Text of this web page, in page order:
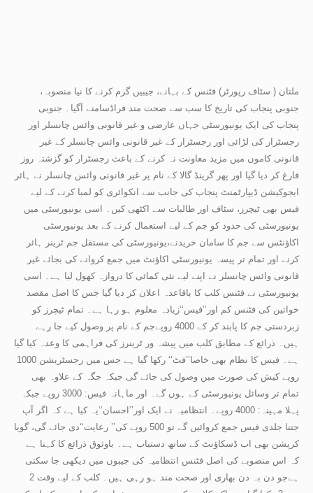
ملتان ( سٹاف رپورٹر) فٹنس کے بہانے، جیبیں گرم کرنے کا نیا منصوبہ،
جنوبی پنجاب کی تاریخ کا سب سے صحت مند فراڈسامنے آگیا۔ جنوبی
پنجاب کی ایک یونیورسٹی جہاں عارضی و غیر قانونی وائس چانسلر اور
رجسٹرار کی لڑائی اور رجسٹرار کے غیر قانونی وائس چانسلر کے غیر
قانونی کاموں میں مزید معاونت نہ کرنے کے باعث رجسٹرار کو گزشتہ روز
فارغ کر دیا گیا اور پھر گرینڈ گالا کے نام پر غیر قانونی وائس چانسلر نے ہائر
ایجوکیشن ڈیپارٹمنٹ پنجاب کی جانب سے انکوائری کو لمبا کرنے کے لیے
فیس بھی ٹیچرز، سٹاف اور طالبات سے اکٹھی کیں۔ اسی یونیورسٹی میں
یونیورسٹی کی حدود کو جم کے لیے استعمال کرنے کے بعد یونیورسٹی
اکاؤنٹس سے جم کا سامان خریدنے،یونیورسٹی کی مستقل جم ٹرینر ہائر
کرنے اور تمام تر پیسہ یونیورسٹی اکاؤنٹ میں جمع کروانے کی بجائے غیر
قانونی وائس چانسلر نے اپنے لیے نئی کمائی کا دروازہ کھول لیا ہے۔ اسی
یونیورسٹی نے فٹنس کلب کا باقاعدہ اعلان کر دیا گیا جس کا اصل مقصد
خواتین کی فٹنس کم اور’’فیس‘‘زیادہ معلوم ہو رہا ہے۔ تمام ٹیچرز کو
زبردستی جم کا پابند کر کے 4000 روپےجم کے نام پر وصول کیے جا رہے
ہیں۔ ذرائع کے مطابق کلب میں پیشہ ور ٹرینرز کی فراہمی کا وعدہ کیا گیا
ہے۔ فیس کا نظام بھی خاصا’’فٹ‘‘ رکھا گیا ہے جس میں رجسٹریشن 1000
روپے کیش کی صورت میں وصول کی جائے گی جبکہ جگہ کے علاوہ بھی
تمام تر وسائل یونیورسٹی کے ہوں گے۔ اور ماہانہ فیس: 3000 روپے جبکہ
پہلا مہینہ: 4000 روپے۔ انتظامیہ نے ایک اور’’احسان‘‘یہ کیا ہے کہ اگر آپ
جتنا جلدی فیس جمع کروائیں گے تو 500 روپے کی’’ رعایت‘‘دی جائے گی، گویا
کرپشن بھی اب ڈسکاؤنٹ کے ساتھ دستیاب ہے۔ باوثوق ذرائع کا کہنا ہے
کہ اس منصوبے کی اصل فٹنس انتظامیہ کی جیبوں میں دیکھی جا سکتی
ہےجو دن بہ دن بھاری اور صحت مند ہو رہی ہیں۔ کلب کے لیے وقت 2